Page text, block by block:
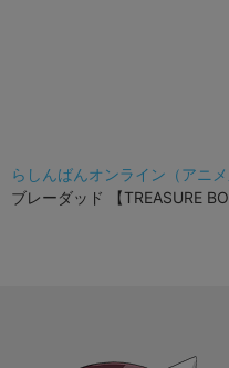
らしんばんオンライン（アニ
ブレーダッド 【TREASURE